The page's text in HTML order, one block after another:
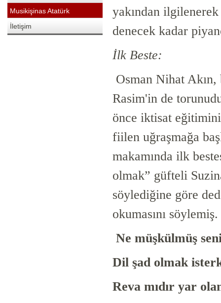
Musikişinas Atatürk
İletişim
yakından
denecek kadar
İlk Beste:
Osman Nihat Akın,
Rasim'in de
önce iktisat
fiilen uğraşmağa
makamında ilk
olmak” güfteli
söylediğine göre
okumasını söylemiş.
Ne müşkülmüş
Dil şad olmak
Reva mıdır yar